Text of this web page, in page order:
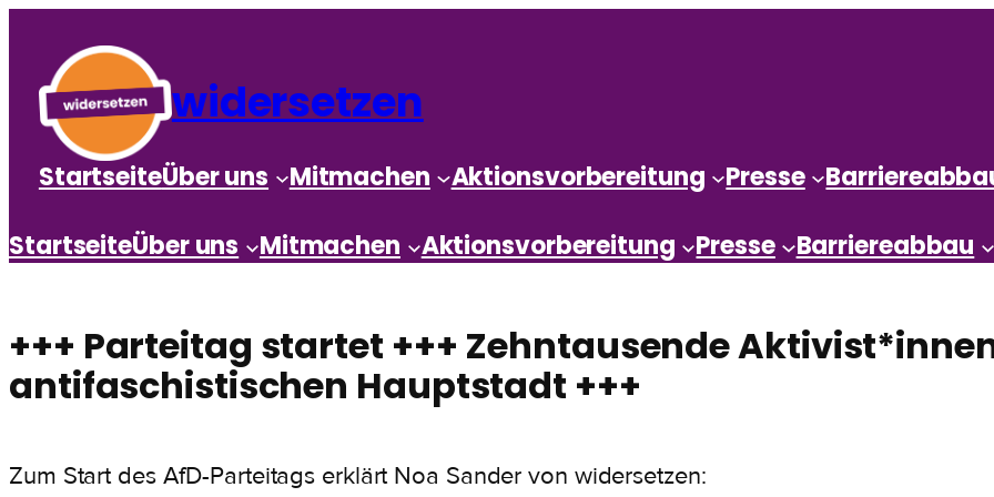
widersetzen
StartseiteÜber uns Mitmachen Aktionsvorbereitung Presse
StartseiteÜber uns Mitmachen Aktionsvorbereitung Presse Barriereabbau
+++ Parteitag startet +++ Zehntausende
antifaschistischen Hauptstadt +++
Zum Start des AfD-Parteitags erklärt Noa Sander von widersetzen: